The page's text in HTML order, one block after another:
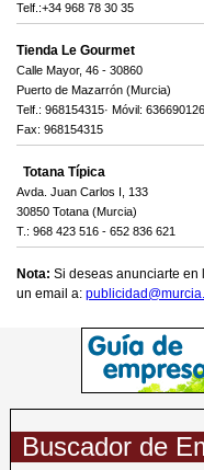
Telf.:+34 968 78 30 35
Tienda Le Gourmet
Calle Mayor, 46 - 30860
Puerto de Mazarrón (Murcia)
Telf.: 968154315· Móvil: 636690126
Fax: 968154315
Totana Típica
Avda. Juan Carlos I, 133
30850 Totana (Murcia)
T.: 968 423 516 - 652 836 621
Nota: Si deseas anunciarte en
un email a:
Buscador de